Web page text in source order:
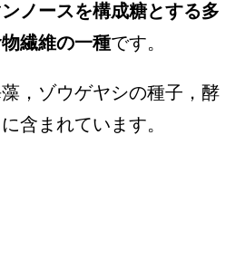
ノースを構成糖とする多
繊維の一種です。
，ゾウゲヤシの種子，酵
含まれています。